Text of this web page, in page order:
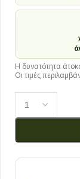
Η δυνατότητα
Οι τιμές